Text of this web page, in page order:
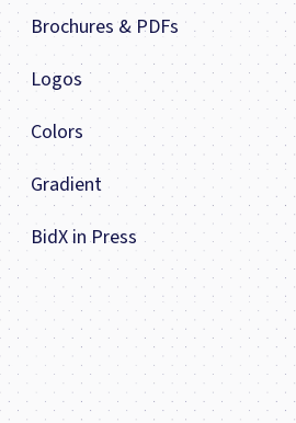
Brochures & PDFs
Logos
Colors
Gradient
BidX in Press